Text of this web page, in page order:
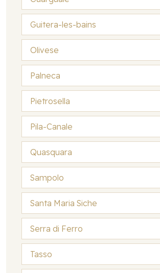
Guitera-les-bains
Olivese
Palneca
Pietrosella
Pila-Canale
Quasquara
Sampolo
Santa Maria Siche
Serra di Ferro
Tasso